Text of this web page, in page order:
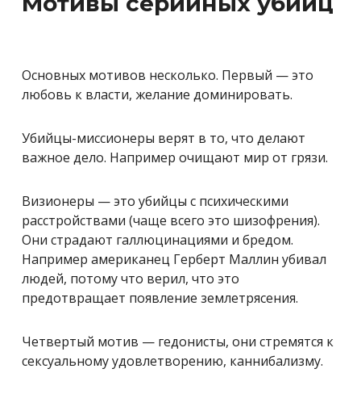
Основных мотивов несколько. Первый — это
любовь к власти, желание доминировать.
Убийцы-миссионеры верят в то, что делают
важное дело. Например очищают мир от грязи.
Визионеры — это убийцы с психическими
расстройствами (чаще всего это шизофрения).
Они страдают галлюцинациями и бредом.
Например американец Герберт Маллин убивал
людей, потому что верил, что это
предотвращает появление землетрясения.
Четвертый мотив — гедонисты, они стремятся к
сексуальному удовлетворению, каннибализму.